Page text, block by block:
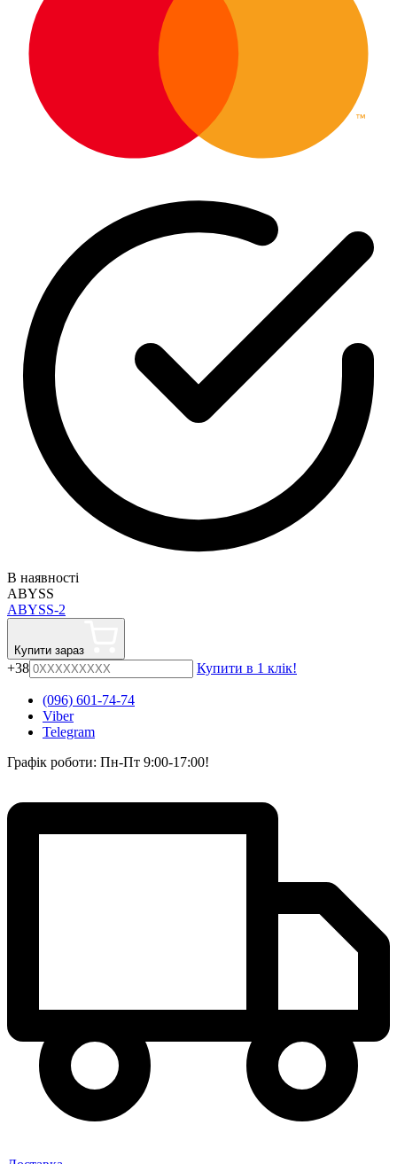
В наявності
ABYSS
ABYSS-2
Купити зараз
+38 Купити в 1 клік!
(096) 601-74-74
Viber
Telegram
Графік роботи: Пн-Пт 9:00-17:00!